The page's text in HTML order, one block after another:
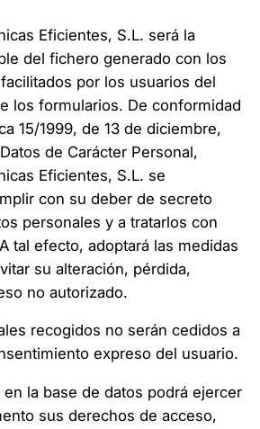
Eficientes, S.L. será la
del fichero generado con los
por los usuarios del
los formularios. De conformidad
15/1999, de 13 de diciembre,
de Carácter Personal,
Eficientes, S.L. se
con su deber de secreto
personales y a tratarlos con
tal efecto, adoptará las medidas
su alteración, pérdida,
no autorizado.
recogidos no serán cedidos a
expreso del usuario.
la base de datos podrá ejercer
sus derechos de acceso,